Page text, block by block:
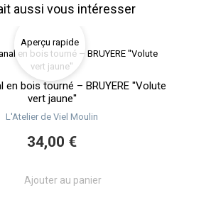
aussi vous intéresser
Aperçu rapide
en bois tourné – BRUYERE ''Volute
vert jaune''
L'Atelier de Viel Moulin
34,00 €
Ajouter au panier